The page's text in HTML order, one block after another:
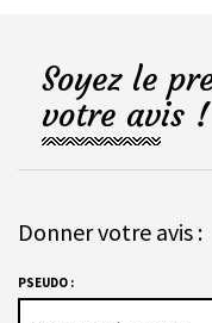
Soyez le
votre avis !
Donner votre avis :
PSEUDO :